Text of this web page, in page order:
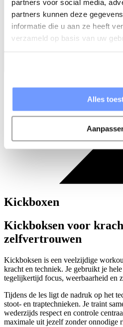
partners voor social media,
partners kunnen deze
informatie die u aan ze heeft
verzameld op basis van uw
Alles
Kickboxen
Kickboksen voor
zelfvertrouwen
Kickboksen is een veelzijdige
kracht en techniek. Je gebruikt je
tegelijkertijd focus, weerbaarheid en
Tijdens de les ligt de nadruk op het
stoot- en traptechnieken. Je traint
wederzijds respect en controle
maximale uit jezelf zonder onnodige